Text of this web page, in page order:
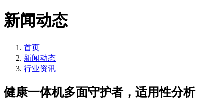
新闻动态
首页
新闻动态
行业资讯
健康一体机多面守护者，适用性分析